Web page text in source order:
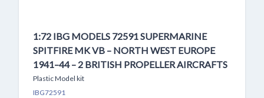
1:72 IBG MODELS 72591 SUPERMARINE
SPITFIRE MK VB – NORTH WEST EUROPE
1941–44 – 2 BRITISH PROPELLER AIRCRAFTS
Plastic Model kit
IBG72591